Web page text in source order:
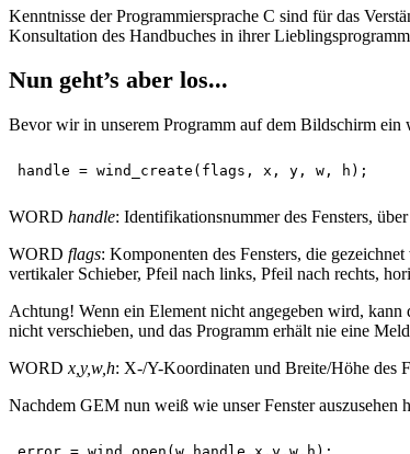
Kenntnisse der Programmiersprache C sind für das
Konsultation des Handbuches in ihrer
Nun geht’s aber los...
Bevor wir in unserem Programm auf dem Bildschirm ein
WORD handle: Identifikationsnummer des Fensters,
WORD flags: Komponenten des Fensters, die
vertikaler Schieber, Pfeil nach links, Pfeil nach rechts,
Achtung! Wenn ein Element nicht angegeben wird, kann
nicht verschieben, und das Programm erhält nie eine
WORD x,y,w,h: X-/Y-Koordinaten und Breite/Höhe des
Nachdem GEM nun weiß wie unser Fenster